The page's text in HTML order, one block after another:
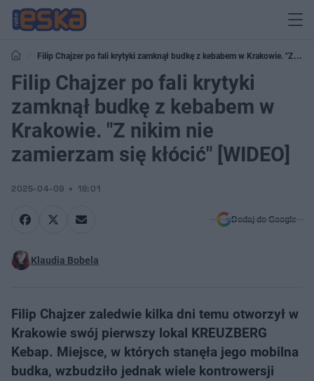
Filip Chajzer po fali krytyki zamknął budkę z kebabem w Krakowie. "Z
nikim nie zamierzam się kłócić" [WIDEO]
Filip Chajzer po fali krytyki
zamknął budkę z kebabem w
Krakowie. "Z nikim nie
zamierzam się kłócić" [WIDEO]
2025-04-09 18:01
Dodaj do Google
Klaudia Bobela
Filip Chajzer zaledwie kilka dni temu otworzył w
Krakowie swój pierwszy lokal KREUZBERG
Kebap. Miejsce, w których stanęła jego mobilna
budka, wzbudziło jednak wiele kontrowersji